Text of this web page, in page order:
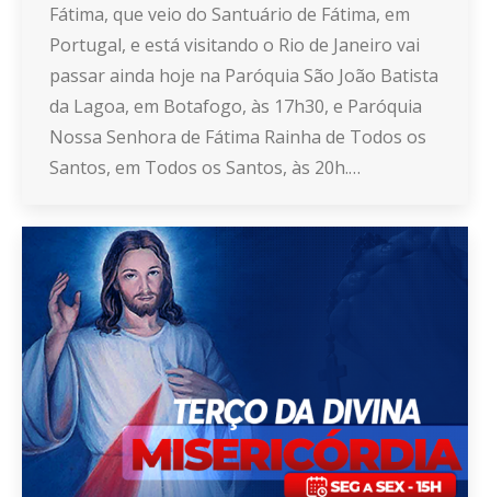
Fátima, que veio do Santuário de Fátima, em
Portugal, e está visitando o Rio de Janeiro vai
passar ainda hoje na Paróquia São João Batista
da Lagoa, em Botafogo, às 17h30, e Paróquia
Nossa Senhora de Fátima Rainha de Todos os
Santos, em Todos os Santos, às 20h.…